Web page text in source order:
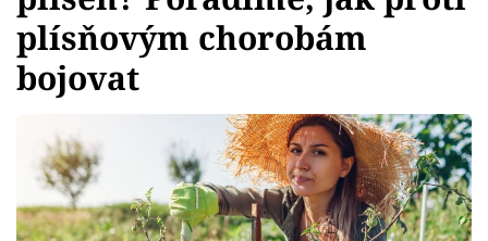
Témata
Bydlení
Design
Sledujte prima+
plísňovým chorobám
bojovat